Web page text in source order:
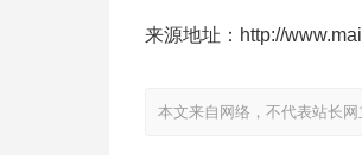
来源地址：http://
本文来自网络，不代表站长网